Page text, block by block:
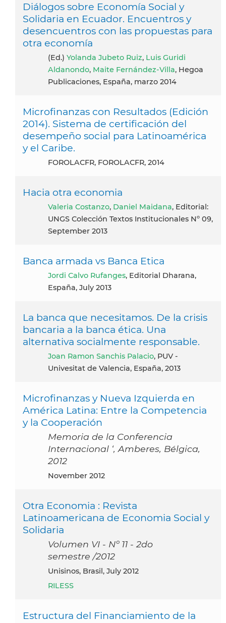
Diálogos sobre Economía Social y
Solidaria en Ecuador. Encuentros y
desencuentros con las propuestas para
otra economía
(ed.) Yolanda Jubeto Ruiz, Luis Guridi
Aldanondo, Maite Fernández-Villa, Hegoa
Publicaciones, España, marzo 2014
Microfinanzas con Resultados (Edición
2014). Sistema de certificación del
desempeño social para Latinoamérica
y el Caribe.
FOROLACFR, FOROLACFR, 2014
Hacia otra economia
Valeria Costanzo, Daniel Maidana, Editorial:
UNGS Colección Textos Institucionales Nº 09,
September 2013
Banca armada vs Banca Etica
Jordi Calvo Rufanges, Editorial Dharana,
España, July 2013
La banca que necesitamos. De la crisis
bancaria a la banca ética. Una
alternativa socialmente responsable.
Joan Ramon Sanchis Palacio, PUV -
Univesitat de Valencia, España, 2013
Microfinanzas y Nueva Izquierda en
América Latina: Entre la Competencia
y la Cooperación
Memoria de la Conferencia
Internacional ‘, Amberes, Bélgica,
2012
November 2012
Otra Economia : Revista
Latinoamericana de Economia Social y
Solidaria
Volumen VI - Nº 11 - 2do
semestre /2012
Unisinos, Brasil, July 2012
RILESS
Estructura del Financiamiento de la